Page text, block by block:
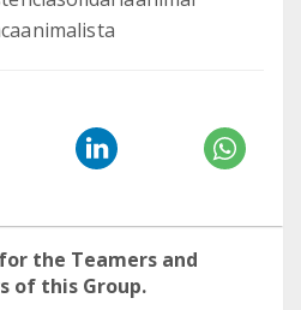
the Teamers and
of this Group.